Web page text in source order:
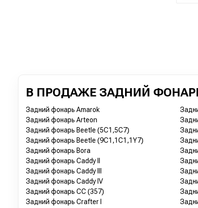
В ПРОДАЖЕ ЗАДНИЙ ФОНАРЬ
Задний фонарь Amarok
Задний фонарь Arteon
Задний фонарь Beetle (5C1,5C7)
Задний фонарь Beetle (9C1,1C1,1Y7)
Задний фонарь Bora
Задний фонарь Caddy II
Задний фонарь Caddy III
Задний фонарь Caddy IV
Задний фонарь CC (357)
Задний фонарь Crafter I